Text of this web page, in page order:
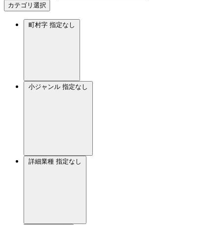
カテゴリ選択
町村字 指定なし
小ジャンル 指定なし
詳細業種 指定なし